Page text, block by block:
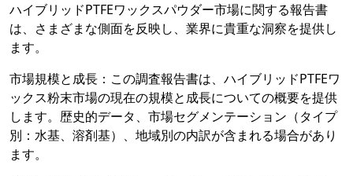
ハイブリッドPTFEワックスパウダー市場に関する報告書
は、さまざまな側面を反映し、業界に貴重な洞察を提供し
ます。
市場規模と成長：この調査報告書は、ハイブリッドPTFEワ
ックス粉末市場の現在の規模と成長についての概要を提供
します。歴史的データ、市場セグメンテーション（タイプ
別：水基、溶剤基）、地域別の内訳が含まれる場合があり
ます。